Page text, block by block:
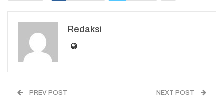
Redaksi
PREV POST NEXT POST